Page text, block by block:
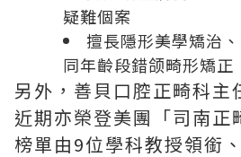
疑難個案
擅長隱形美學矯治
同年齡段錯颌畸形矯正
另外，善貝口腔正畸科主
近期亦榮登美團「司南正
榜單由9位學科教授領銜